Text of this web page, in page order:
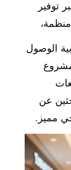
توفير
الوصول
عن
مميز.